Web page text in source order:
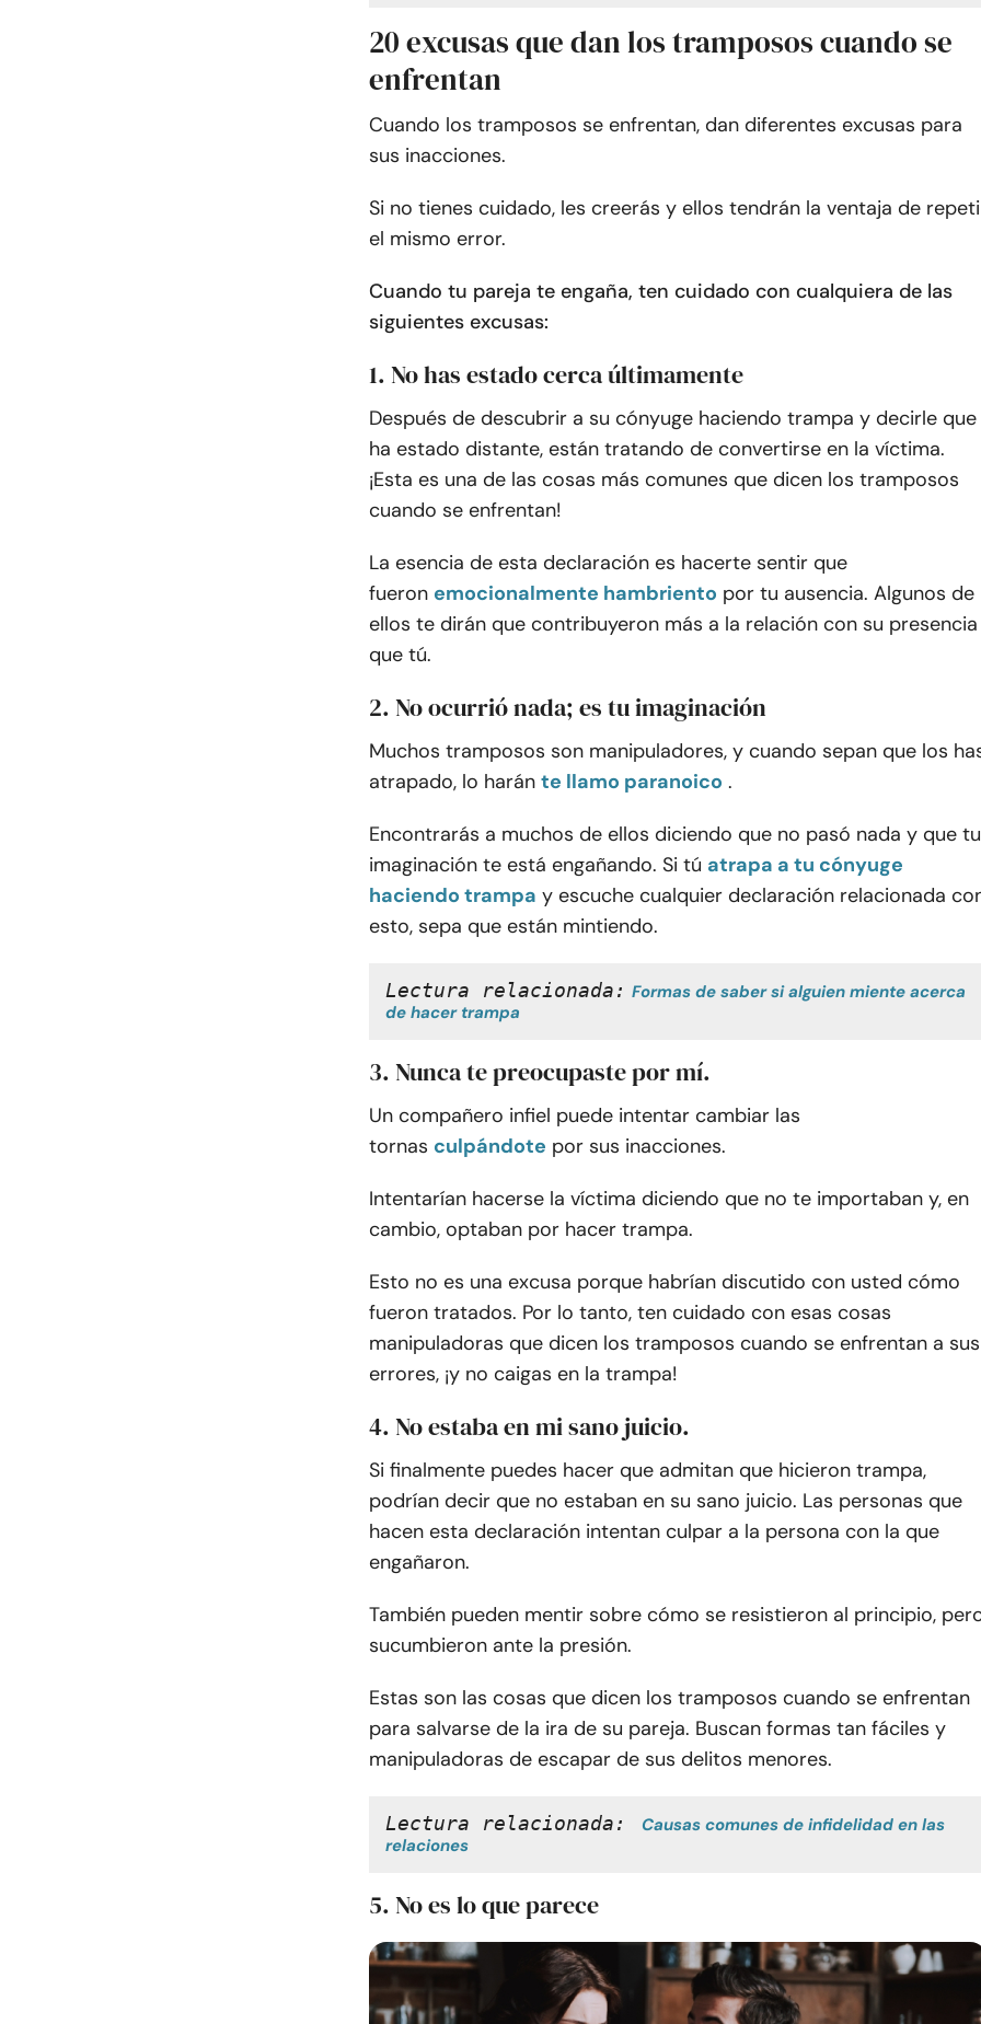
20 excusas que dan los tramposos cuando se
enfrentan
Cuando los tramposos se enfrentan, dan diferentes excusas para
sus inacciones.
Si no tienes cuidado, les creerás y ellos tendrán la ventaja de
el mismo error.
Cuando tu pareja te engaña, ten cuidado con cualquiera de las
siguientes excusas:
1. No has estado cerca últimamente
Después de descubrir a su cónyuge haciendo trampa y decirle que
ha estado distante, están tratando de convertirse en la víctima.
¡Esta es una de las cosas más comunes que dicen los tramposos
cuando se enfrentan!
La esencia de esta declaración es hacerte sentir que
fueron emocionalmente hambriento por tu ausencia. Algunos de
ellos te dirán que contribuyeron más a la relación con su presencia
que tú.
2. No ocurrió nada; es tu imaginación
Muchos tramposos son manipuladores, y cuando sepan que los
atrapado, lo harán te llamo paranoico .
Encontrarás a muchos de ellos diciendo que no pasó nada y que tu
imaginación te está engañando. Si tú atrapa a tu cónyuge
haciendo trampa y escuche cualquier declaración relacionada
esto, sepa que están mintiendo.
Lectura relacionada: Formas de saber si alguien miente acerca
de hacer trampa
3. Nunca te preocupaste por mí.
Un compañero infiel puede intentar cambiar las
tornas culpándote por sus inacciones.
Intentarían hacerse la víctima diciendo que no te importaban y, en
cambio, optaban por hacer trampa.
Esto no es una excusa porque habrían discutido con usted cómo
fueron tratados. Por lo tanto, ten cuidado con esas cosas
manipuladoras que dicen los tramposos cuando se enfrentan a sus
errores, ¡y no caigas en la trampa!
4. No estaba en mi sano juicio.
Si finalmente puedes hacer que admitan que hicieron trampa,
podrían decir que no estaban en su sano juicio. Las personas que
hacen esta declaración intentan culpar a la persona con la que
engañaron.
También pueden mentir sobre cómo se resistieron al principio,
sucumbieron ante la presión.
Estas son las cosas que dicen los tramposos cuando se enfrentan
para salvarse de la ira de su pareja. Buscan formas tan fáciles y
manipuladoras de escapar de sus delitos menores.
Lectura relacionada:
Causas comunes de infidelidad en las
relaciones
5. No es lo que parece